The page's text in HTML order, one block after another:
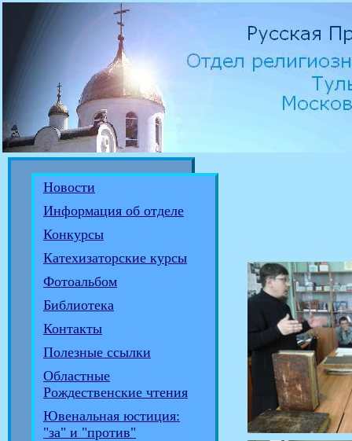
Новости
Информация об отделе
Конкурсы
Катехизаторские курсы
Фотоальбом
Библиотека
Контакты
Полезные ссылки
Областные
Рождественские чтения
Ювенальная юстиция:
"за" и "против"